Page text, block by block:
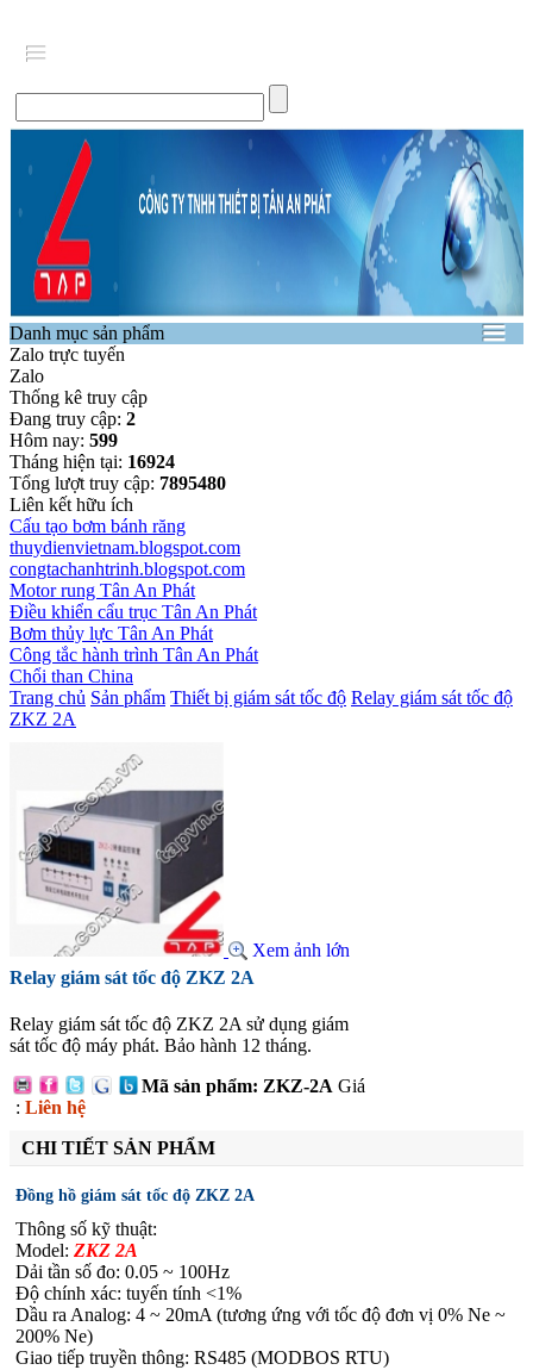
Danh mục sản phẩm
Zalo trực tuyến
Zalo
Thống kê truy cập
Đang truy cập: 2
Hôm nay: 599
Tháng hiện tại: 16924
Tổng lượt truy cập: 7895480
Liên kết hữu ích
Cấu tạo bơm bánh răng
thuydienvietnam.blogspot.com
congtachanhtrinh.blogspot.com
Motor rung Tân An Phát
Điều khiển cẩu trục Tân An Phát
Bơm thủy lực Tân An Phát
Công tắc hành trình Tân An Phát
Chổi than China
Trang chủ Sản phẩm Thiết bị giám sát tốc độ Relay giám sát tốc độ
ZKZ 2A
Xem ảnh lớn
Relay giám sát tốc độ ZKZ 2A
Relay giám sát tốc độ ZKZ 2A sử dụng giám
sát tốc độ máy phát. Bảo hành 12 tháng.
Mã sản phẩm: ZKZ-2A Giá
: Liên hệ
CHI TIẾT SẢN PHẨM
Đồng hồ giám sát tốc độ ZKZ 2A
Thông số kỹ thuật:
Model: ZKZ 2A
Dải tần số đo: 0.05 ~ 100Hz
Độ chính xác: tuyến tính <1%
Dầu ra Analog: 4 ~ 20mA (tương ứng với tốc độ đơn vị 0% Ne ~
200% Ne)
Giao tiếp truyền thông: RS485 (MODBOS RTU)